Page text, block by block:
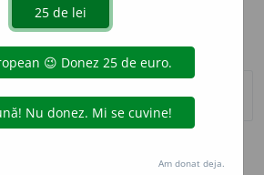
Am donat deja.